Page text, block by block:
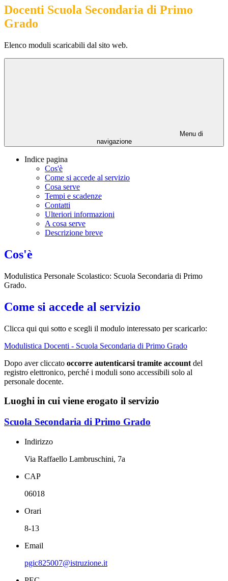
Docenti Scuola Secondaria di Primo
Grado
Elenco moduli scaricabili dal sito web.
Menu di
navigazione
Indice pagina
Cos'è
Come si accede al servizio
Cosa serve
Tempi e scadenze
Contatti
Ulteriori informazioni
A cosa serve
Descrizione breve
Cos'è
Modulistica Personale Scolastico: Scuola Secondaria di Primo
Grado.
Come si accede al servizio
Clicca qui qui sotto e scegli il modulo interessato per scaricarlo:
Modulistica Docenti - Scuola Secondaria di Primo Grado
Dopo aver cliccato occorre autenticarsi tramite account del
registro elettronico, perché i moduli sono accessibili solo al
personale docente.
Luoghi in cui viene erogato il servizio
Scuola Secondaria di Primo Grado
Indirizzo
Via Raffaello Lambruschini, 7a
CAP
06018
Orari
8-13
Email
pgic825007@istruzione.it